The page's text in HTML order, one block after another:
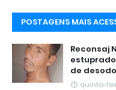
POSTAGENS MAIS
Reconsaj
de
quinta-